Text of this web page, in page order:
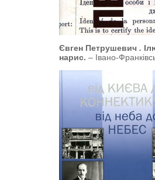
Євген Петрушевич .
нарис. – Івано-